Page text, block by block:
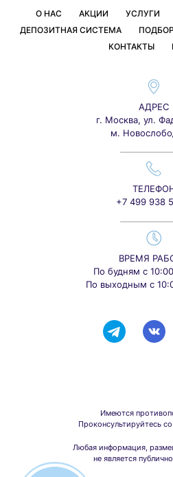
О НАС АКЦИИ УСЛУГИ
ДЕПОЗИТНАЯ СИСТЕМА
КОНТАКТЫ
АДРЕС
г. Москва, ул.
м.
+7 499 938
ВРЕМЯ
По будням с
По выходным с
Имеются
Проконсультируйтесь
Любая информация,
не является